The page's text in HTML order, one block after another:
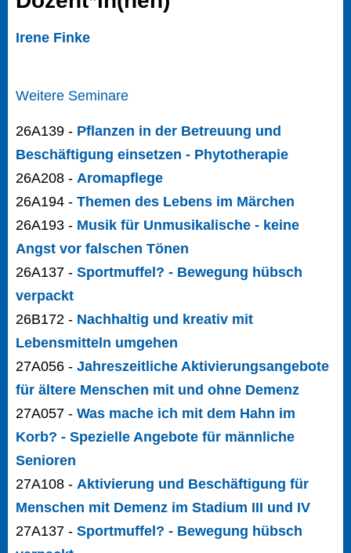
Irene Finke
Weitere Seminare
26A139 - Pflanzen in der Betreuung und
Beschäftigung einsetzen - Phytotherapie
26A208 - Aromapflege
26A194 - Themen des Lebens im Märchen
26A193 - Musik für Unmusikalische - keine
Angst vor falschen Tönen
26A137 - Sportmuffel? - Bewegung hübsch
verpackt
26B172 - Nachhaltig und kreativ mit
Lebensmitteln umgehen
27A056 - Jahreszeitliche Aktivierungsangebote
für ältere Menschen mit und ohne Demenz
27A057 - Was mache ich mit dem Hahn im
Korb? - Spezielle Angebote für männliche
Senioren
27A108 - Aktivierung und Beschäftigung für
Menschen mit Demenz im Stadium III und IV
27A137 - Sportmuffel? - Bewegung hübsch